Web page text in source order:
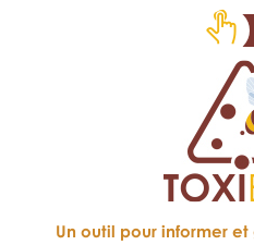
Un outil pour informer et